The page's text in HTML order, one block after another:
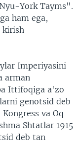
York Tayms".
ham ega,
kirish
Imperiyasini
arman
Ittifoqiga a'zo
genotsid deb
va Oq
Shtatlar 1915
deb tan